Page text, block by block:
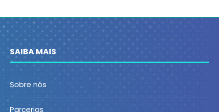
SAIBA MAIS
Sobre nós
Parcerias